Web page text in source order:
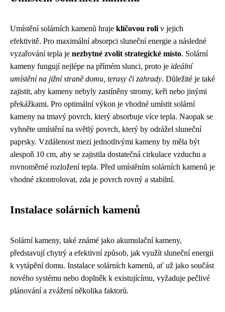
Umístění solárních kamenů hraje klíčovou roli v jejich
efektivitě. Pro maximální absorpci sluneční energie a následné
vyzařování tepla je nezbytné zvolit strategické místo. Solární
kameny fungují nejlépe na přímém slunci, proto je ideální
umístění na jižní straně domu, terasy či zahrady. Důležité je také
zajistit, aby kameny nebyly zastíněny stromy, keři nebo jinými
překážkami. Pro optimální výkon je vhodné umístit solární
kameny na tmavý povrch, který absorbuje více tepla. Naopak se
vyhněte umístění na světlý povrch, který by odrážel sluneční
paprsky. Vzdálenost mezi jednotlivými kameny by měla být
alespoň 10 cm, aby se zajistila dostatečná cirkulace vzduchu a
rovnoměrné rozložení tepla. Před umístěním solárních kamenů je
vhodné zkontrolovat, zda je povrch rovný a stabilní.
Instalace solárních kamenů
Solární kameny, také známé jako akumulační kameny,
představují chytrý a efektivní způsob, jak využít sluneční energii
k vytápění domu. Instalace solárních kamenů, ať už jako součást
nového systému nebo doplněk k existujícímu, vyžaduje pečlivé
plánování a zvážení několika faktorů.